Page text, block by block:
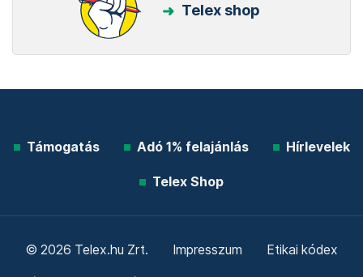
Telex shop
Támogatás Adó 1% felajánlás Hírlevelek
Telex Shop
© 2026 Telex.hu Zrt. Impresszum Etikai kódex